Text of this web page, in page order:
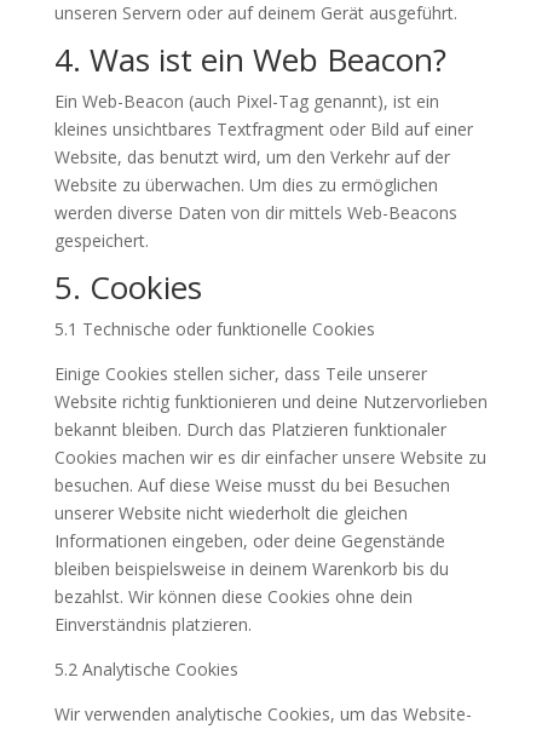
unseren Servern oder auf deinem Gerät ausgeführt.
4. Was ist ein Web Beacon?
Ein Web-Beacon (auch Pixel-Tag genannt), ist ein
kleines unsichtbares Textfragment oder Bild auf einer
Website, das benutzt wird, um den Verkehr auf der
Website zu überwachen. Um dies zu ermöglichen
werden diverse Daten von dir mittels Web-Beacons
gespeichert.
5. Cookies
5.1 Technische oder funktionelle Cookies
Einige Cookies stellen sicher, dass Teile unserer
Website richtig funktionieren und deine Nutzervorlieben
bekannt bleiben. Durch das Platzieren funktionaler
Cookies machen wir es dir einfacher unsere Website zu
besuchen. Auf diese Weise musst du bei Besuchen
unserer Website nicht wiederholt die gleichen
Informationen eingeben, oder deine Gegenstände
bleiben beispielsweise in deinem Warenkorb bis du
bezahlst. Wir können diese Cookies ohne dein
Einverständnis platzieren.
5.2 Analytische Cookies
Wir verwenden analytische Cookies, um das Website-